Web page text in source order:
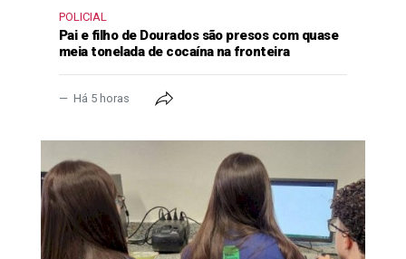
POLICIAL
Pai e filho de Dourados são presos com quase
meia tonelada de cocaína na fronteira
Há 5 horas